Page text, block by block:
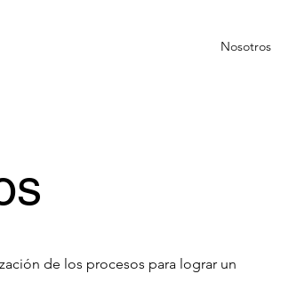
Nosotros
de los procesos para lograr un